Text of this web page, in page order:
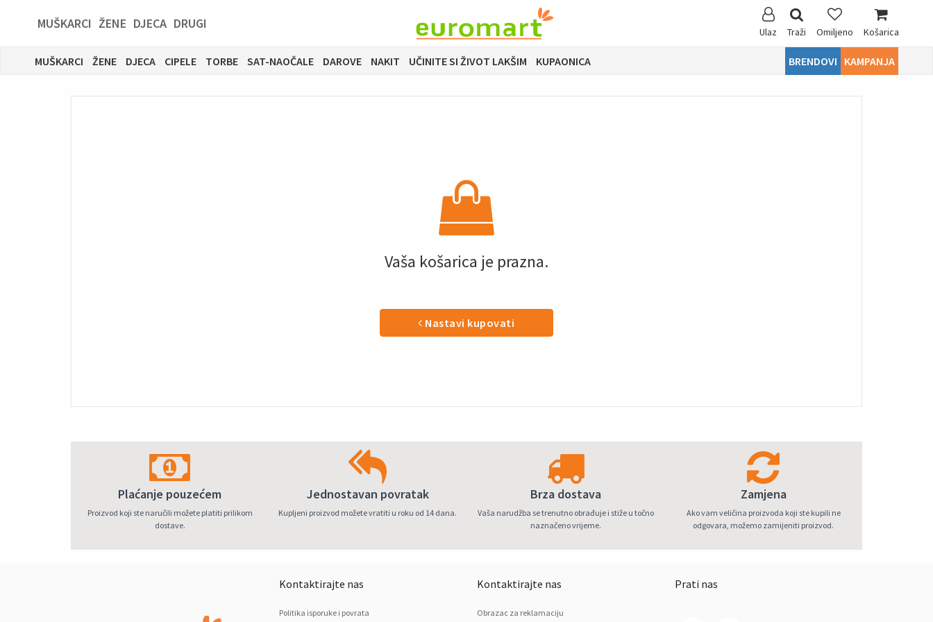
MUŠKARCI ŽENE DJECA DRUGI
Ulaz Traži Omiljeno Košarica
MUŠKARCI ŽENE DJECA CIPELE TORBE SAT-NAOČALE DAROVE NAKIT UČINITE SI ŽIVOT LAKŠIM KUPAONICA BRENDOVI KAMPANJA
Vaša košarica je prazna.
Nastavi kupovati
Plaćanje pouzećem
Proizvod koji ste naručili možete platiti prilikom
dostave.
Jednostavan povratak
Kupljeni proizvod možete vratiti u roku od 14 dana.
Brza dostava
Vaša narudžba se trenutno obrađuje i stiže u točno
naznačeno vrijeme.
Zamjena
Ako vam veličina proizvoda koji ste kupili ne
odgovara, možemo zamijeniti proizvod.
Kontaktirajte nas
Politika isporuke i povrata
Kontaktirajte nas
Obrazac za reklamaciju
Prati nas